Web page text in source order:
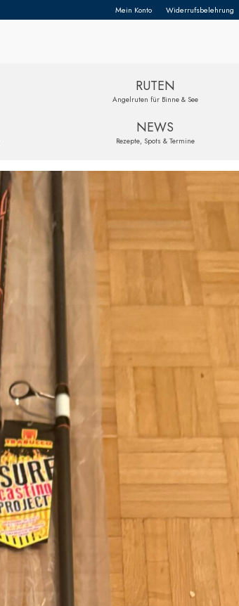
Mein Konto Widerrufsbelehrung
RUTEN
Angelruten für Binne & See
NEWS
Rezepte, Spots & Termine